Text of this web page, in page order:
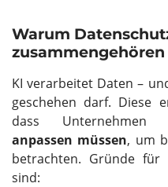
Warum
zusammengehören
KI verarbeitet Daten –
geschehen darf. Diese
dass Unternehmen
anpassen müssen, um
betrachten. Gründe für
sind: